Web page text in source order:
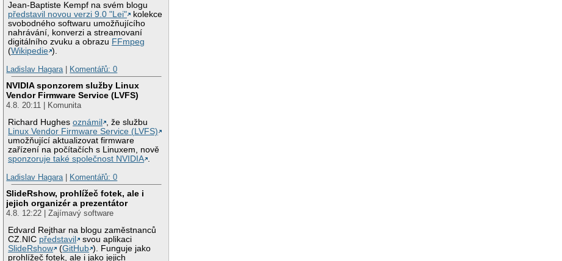
Jean-Baptiste Kempf na svém blogu
představil novou verzi 9.0 "Lei"
kolekce
svobodného softwaru umožňujícího
nahrávání, konverzi a streamovaní
digitálního zvuku a obrazu FFmpeg
(Wikipedie ).
Ladislav Hagara| Komentářů: 0
NVIDIA sponzorem služby Linux
Vendor Firmware Service (LVFS)
4.8. 20:11 | Komunita
Richard Hughesoznámil
, že službu
Linux Vendor Firmware Service (LVFS)
umožňující aktualizovat firmware
zařízení na počítačích s Linuxem, nově
sponzoruje také společnost NVIDIA .
Ladislav Hagara| Komentářů: 0
SlideRshow, prohlížeč fotek, ale i
jejich organizér a prezentátor
4.8. 12:22 | Zajímavý software
Edvard Rejthar na blogu zaměstnanců
CZ.NIC představil
svou aplikaci
SlideRshow
(GitHub ). Funguje jako
prohlížeč fotek, ale i jako jejich